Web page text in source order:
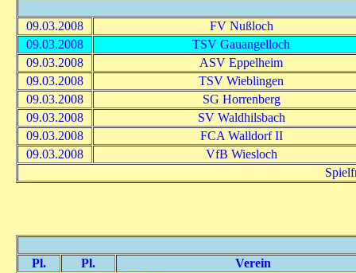
09.03.2008
FV Nußloch
09.03.2008
TSV Gauangelloch
09.03.2008
ASV Eppelheim
09.03.2008
TSV Wieblingen
09.03.2008
SG Horrenberg
09.03.2008
SV Waldhilsbach
09.03.2008
FCA Walldorf II
09.03.2008
VfB Wiesloch
Pl. Pl.
Verein